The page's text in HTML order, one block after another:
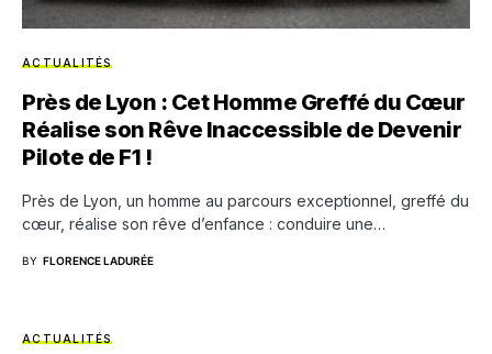
ACTUALITÉS
Près de Lyon : Cet Homme Greffé du Cœur
Réalise son Rêve Inaccessible de Devenir
Pilote de F1 !
Près de Lyon, un homme au parcours exceptionnel, greffé du
cœur, réalise son rêve d’enfance : conduire une…
BY FLORENCE LADURÉE
ACTUALITÉS